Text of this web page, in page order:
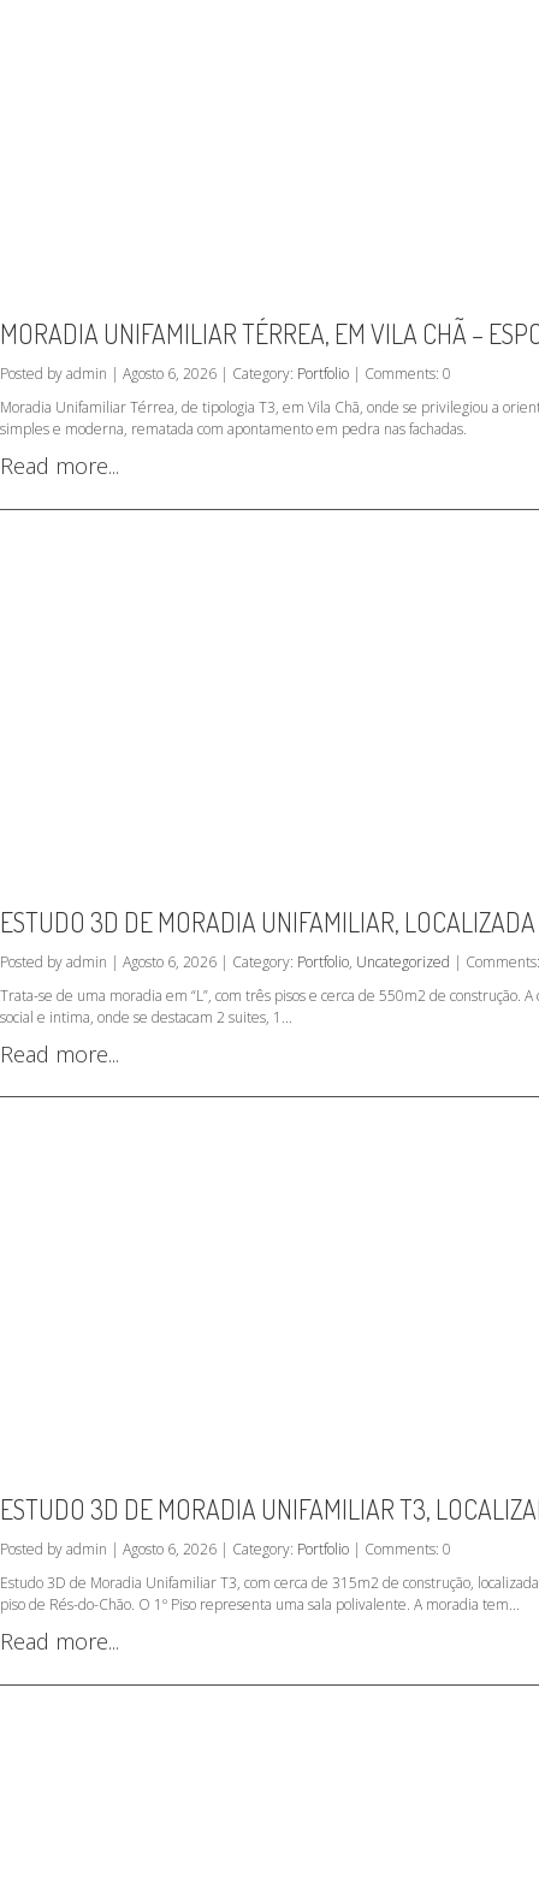
MORADIA UNIFAMILIAR TÉRREA, EM VILA CHÃ –
Posted by admin | Agosto 6, 2026 | Category: Portfolio | Comments: 0
Moradia Unifamiliar Térrea, de tipologia T3, em Vila Chã, onde se privilegiou a
simples e moderna, rematada com apontamento em pedra nas fachadas.
Read more...
ESTUDO 3D DE MORADIA UNIFAMILIAR,
Posted by admin | Agosto 6, 2026 | Category: Portfolio, Uncategorized |
Trata-se de uma moradia em “L”, com três pisos e cerca de 550m2 de construção.
social e intima, onde se destacam 2 suites, 1...
Read more...
ESTUDO 3D DE MORADIA UNIFAMILIAR T3,
Posted by admin | Agosto 6, 2026 | Category: Portfolio | Comments: 0
Estudo 3D de Moradia Unifamiliar T3, com cerca de 315m2 de construção,
piso de Rés-do-Chão. O 1º Piso representa uma sala polivalente. A moradia tem...
Read more...